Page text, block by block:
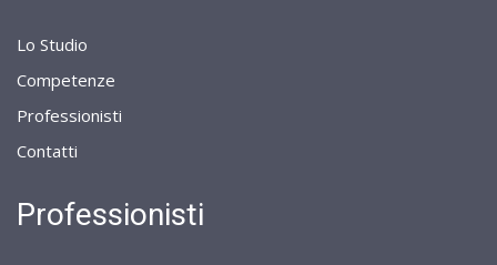
Lo Studio
Competenze
Professionisti
Contatti
Professionisti